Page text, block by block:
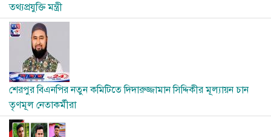
তথ্যপ্রযুক্তি মন্ত্রী
Image
শেরপুর বিএনপির নতুন কমিটিতে দিদারুজ্জামান সিদ্দিকীর মূল্যায়ন চান
তৃণমূল নেতাকর্মীরা
Image